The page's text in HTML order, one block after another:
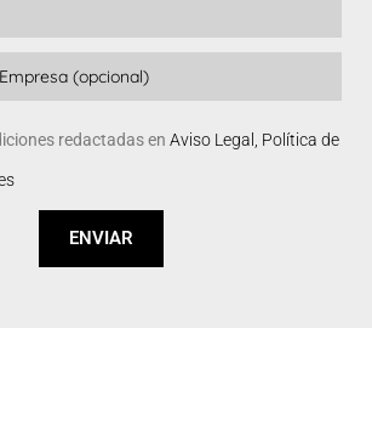
redactadas en Aviso Legal, Política de
ENVIAR